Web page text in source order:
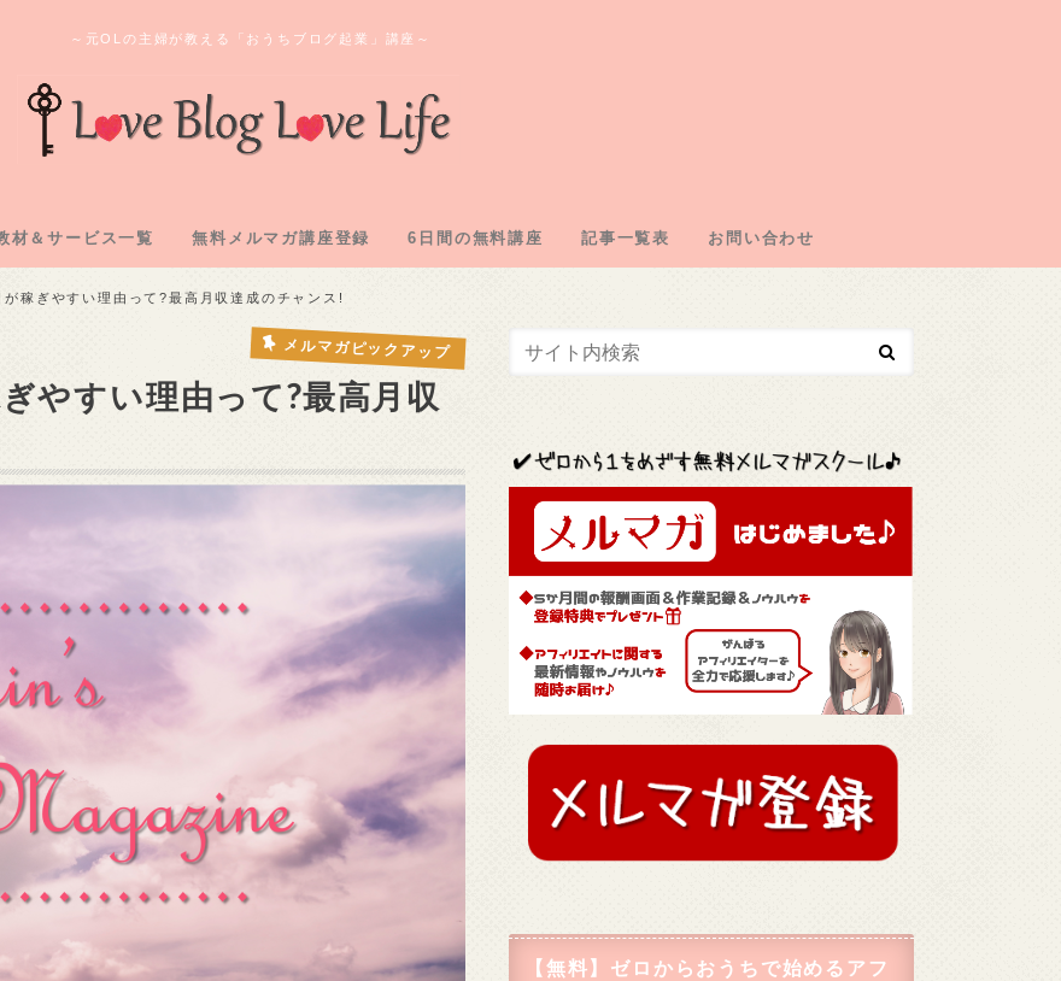
～元OLの主婦が教える「おうちブログ起業」講座～
材＆サービス一覧 無料メルマガ講座登録 6日間の無料講座 記事一覧表 お問い合わせ
稼ぎやすい理由って?最高月収達成のチャンス!
メルマガピックアップ
やすい理由って?最高月収
【無料】ゼロからおうちで始めるアフ